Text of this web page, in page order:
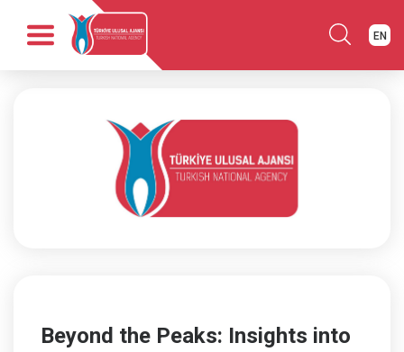
EN
Beyond the Peaks: Insights into